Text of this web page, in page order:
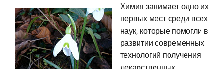
Химия занимает одно их
первых мест среди всех
наук, которые помогли в
развитии современных
технологий получения